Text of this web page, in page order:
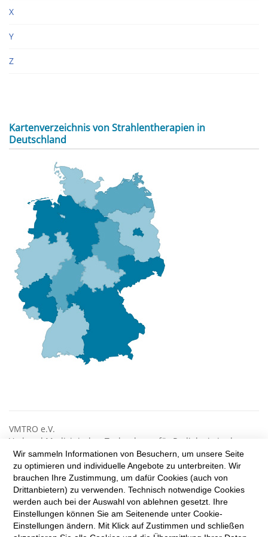
X
Y
Z
Kartenverzeichnis von Strahlentherapien in
Deutschland
VMTRO e.V.
Verband Medizinischer Technologen für Radiologie in der
Radioonkologie
Reinhardtstr. 47
10117 Berlin
Tel.: +49 (0) 30 8431 8990
Fax: +49 (0) 30 8441 9189
info@vmtro.de
Wir sammeln Informationen von Besuchern, um unsere Seite
zu optimieren und individuelle Angebote zu unterbreiten. Wir
brauchen Ihre Zustimmung, um dafür Cookies (auch von
Drittanbietern) zu verwenden. Technisch notwendige Cookies
werden auch bei der Auswahl von ablehnen gesetzt. Ihre
Einstellungen können Sie am Seitenende unter Cookie-
Einstellungen ändern. Mit Klick auf Zustimmen und schließen